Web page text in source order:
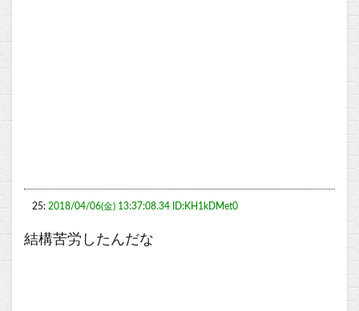
25: 2018/04/06(金) 13:37:08.34 ID:KH1kDMet0
結構苦労したんだな